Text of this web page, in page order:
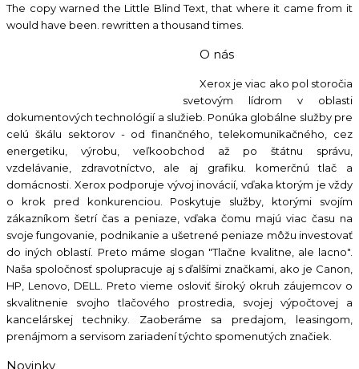
The copy warned the Little Blind Text, that where it came from it
would have been. rewritten a thousand times.
O nás
Xerox je viac ako pol storočia
svetovým lídrom v oblasti
dokumentových technológií a služieb. Ponúka globálne služby pre
celú škálu sektorov - od finančného, telekomunikačného, cez
energetiku, výrobu, veľkoobchod až po štátnu správu,
vzdelávanie, zdravotníctvo, ale aj grafiku. komerčnú tlač a
domácnosti. Xerox podporuje vývoj inovácií, vďaka ktorým je vždy
o krok pred konkurenciou. Poskytuje služby, ktorými svojím
zákazníkom šetrí čas a peniaze, vďaka čomu majú viac času na
svoje fungovanie, podnikanie a ušetrené peniaze môžu investovať
do iných oblastí. Preto máme slogan "Tlačne kvalitne, ale lacno".
Naša spoločnosť spolupracuje aj s ďalšími značkami, ako je Canon,
HP, Lenovo, DELL. Preto vieme osloviť široký okruh záujemcov o
skvalitnenie svojho tlačového prostredia, svojej výpočtovej a
kancelárskej techniky. Zaoberáme sa predajom, leasingom,
prenájmom a servisom zariadení týchto spomenutých značiek.
Novinky